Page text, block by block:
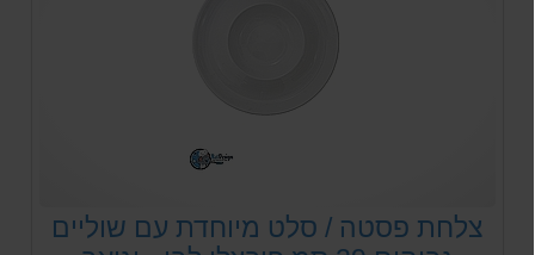
צלחת פסטה / סלט מיוחדת עם שוליים